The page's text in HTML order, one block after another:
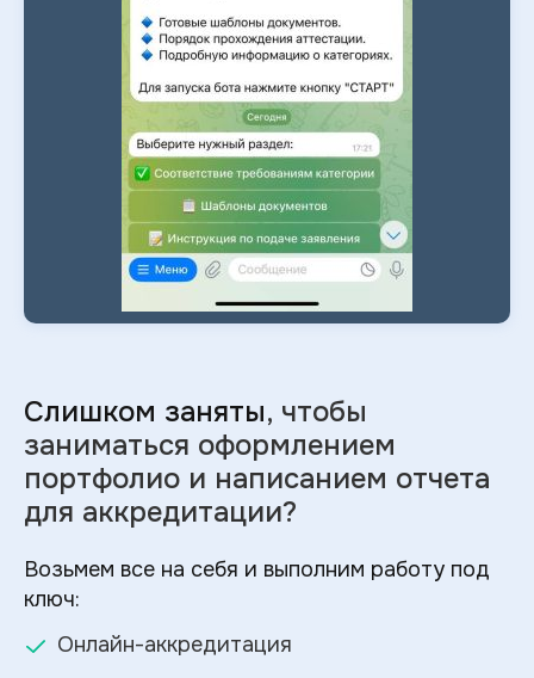
Слишком заняты, чтобы
заниматься оформлением
портфолио и написанием отчета
для аккредитации?
Возьмем все на себя и выполним работу под
ключ:
Онлайн-аккредитация